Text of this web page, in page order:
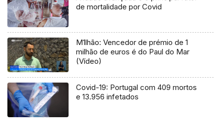
de mortalidade por Covid
M1lhão: Vencedor de prémio de 1
milhão de euros é do Paul do Mar
(Vídeo)
Covid-19: Portugal com 409 mortos
e 13.956 infetados